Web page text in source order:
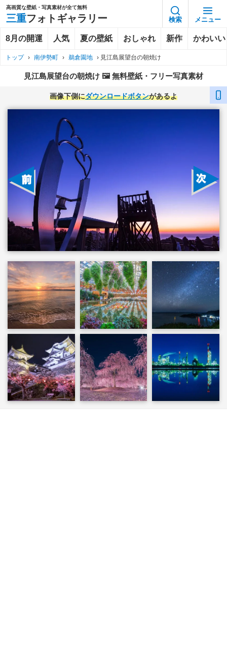
高画質な壁紙・写真素材が全て無料
三重フォトギャラリー 検索 メニュー
8月の開運 人気 夏の壁紙 おしゃれ 新作 かわいい
トップ › 南伊勢町 › 鵜倉園地 › 見江島展望台の朝焼け
見江島展望台の朝焼け 🖼️ 無料壁紙・フリー写真素材
画像下側にダウンロードボタンがあるよ